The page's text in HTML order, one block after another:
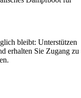
bleibt: Unterstützen
erhalten Sie Zugang zu